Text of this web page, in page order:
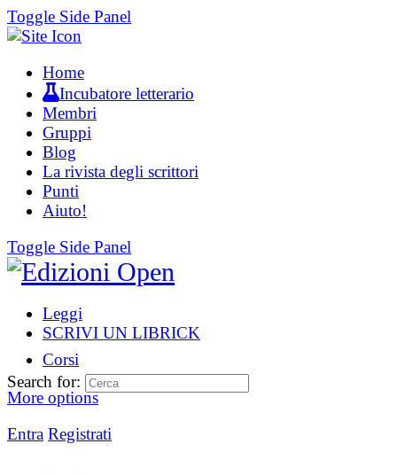
Toggle Side Panel
Home
Incubatore letterario
Membri
Gruppi
Blog
La rivista degli scrittori
Punti
Aiuto!
Toggle Side Panel
Leggi
SCRIVI UN LIBRICK
Corsi
More options
Entra Registrati
Search for: